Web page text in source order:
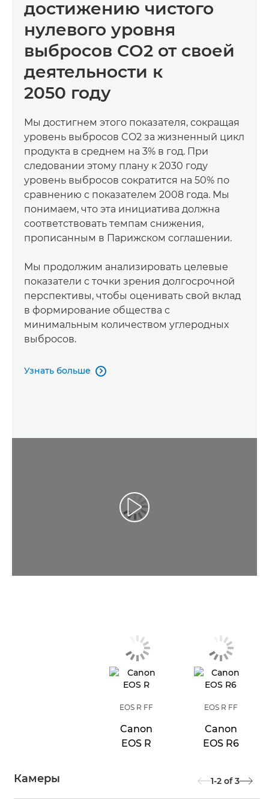
Воспроизведение видео
достижению чистого
нулевого уровня
выбросов CO2 от своей
деятельности к
2050 году
Мы достигнем этого показателя, сокращая
уровень выбросов CO2 за жизненный цикл
продукта в среднем на 3% в год. При
следовании этому плану к 2030 году
уровень выбросов сократится на 50% по
сравнению с показателем 2008 года. Мы
понимаем, что эта инициатива должна
соответствовать темпам снижения,
прописанным в Парижском соглашении.
Мы продолжим анализировать целевые
показатели с точки зрения долгосрочной
перспективы, чтобы оценивать свой вклад
в формирование общества с
минимальным количеством углеродных
выбросов.
Узнать больше 
Камеры
EOS R FF
Canon
EOS R
EOS R FF
Canon
EOS R6
1-2 of 3